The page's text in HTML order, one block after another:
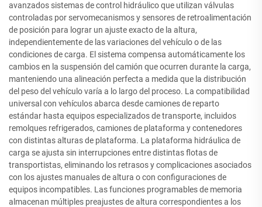
avanzados sistemas de control hidráulico que utilizan válvulas
controladas por servomecanismos y sensores de retroalimentación
de posición para lograr un ajuste exacto de la altura,
independientemente de las variaciones del vehículo o de las
condiciones de carga. El sistema compensa automáticamente los
cambios en la suspensión del camión que ocurren durante la carga,
manteniendo una alineación perfecta a medida que la distribución
del peso del vehículo varía a lo largo del proceso. La compatibilidad
universal con vehículos abarca desde camiones de reparto
estándar hasta equipos especializados de transporte, incluidos
remolques refrigerados, camiones de plataforma y contenedores
con distintas alturas de plataforma. La plataforma hidráulica de
carga se ajusta sin interrupciones entre distintas flotas de
transportistas, eliminando los retrasos y complicaciones asociados
con los ajustes manuales de altura o con configuraciones de
equipos incompatibles. Las funciones programables de memoria
almacenan múltiples preajustes de altura correspondientes a los